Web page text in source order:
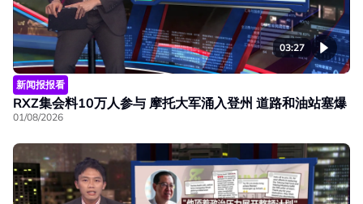
03:27
新闻报报看
RXZ集会料10万人参与 摩托大军涌入登州 道路和油站塞爆
01/08/2026